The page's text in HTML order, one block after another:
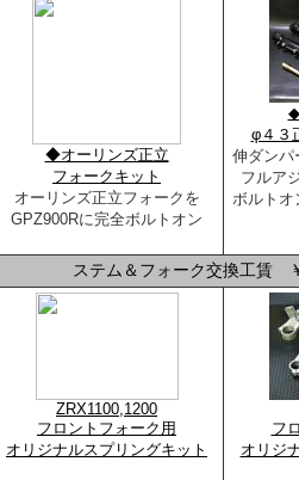
◆オーリンズ正立
フォークキット
オーリンズ正立フォークを
GPZ900Rに完全ボルトオン
φ４３
伸ダンパ
フルア
ボルトオ
ステム＆フォーク交換工賃
ZRX1100,1200
フロントフォーク用
オリジナルスプリングキット
フ
オリジ